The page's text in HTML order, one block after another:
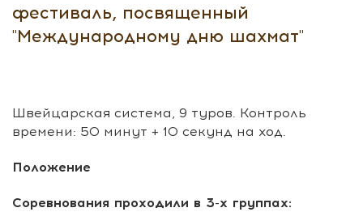
фестиваль, посвященный
"Международному дню шахмат"
Швейцарская система, 9 туров. Контроль
времени: 50 минут + 10 секунд на ход.
Положение
Соревнования проходили в 3-х группах: